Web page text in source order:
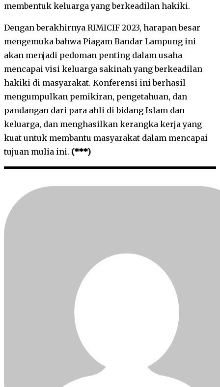
membentuk keluarga yang berkeadilan hakiki.
Dengan berakhirnya RIMICIF 2023, harapan besar
mengemuka bahwa Piagam Bandar Lampung ini
akan menjadi pedoman penting dalam usaha
mencapai visi keluarga sakinah yang berkeadilan
hakiki di masyarakat. Konferensi ini berhasil
mengumpulkan pemikiran, pengetahuan, dan
pandangan dari para ahli di bidang Islam dan
keluarga, dan menghasilkan kerangka kerja yang
kuat untuk membantu masyarakat dalam mencapai
tujuan mulia ini. (***)